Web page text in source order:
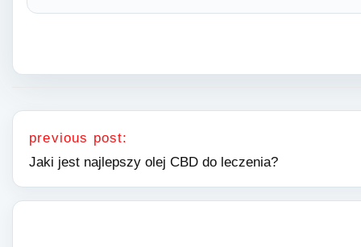
Nawigacja wpisu
previous post:
Jaki jest najlepszy olej CBD do leczenia?